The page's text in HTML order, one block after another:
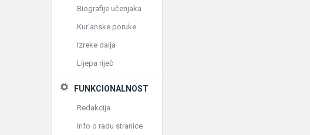
Biografije učenjaka
Kur'anske poruke
Izreke daija
Lijepa riječ
FUNKCIONALNOST
Redakcija
Info o radu stranice